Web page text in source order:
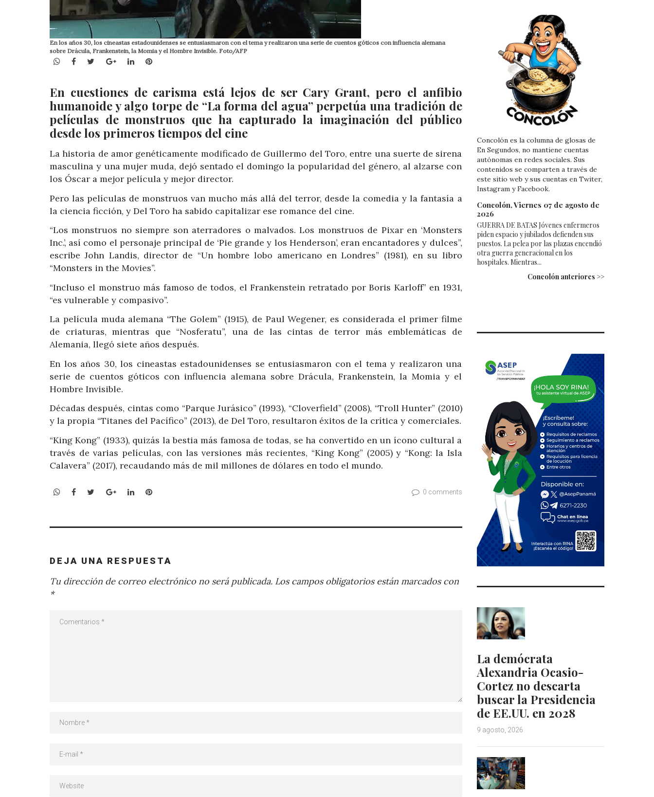
En los años 30, los cineastas estadounidenses se entusiasmaron con el tema y realizaron una serie de cuentos góticos con influencia alemana
sobre Drácula, Frankenstein, la Momia y el Hombre Invisible. Foto/AFP
WhatsApp
Facebook
TwitterGoogle+LinkedInPinterest
En cuestiones de carisma está lejos de ser Cary Grant, pero el anfibio
humanoide y algo torpe de “La forma del agua” perpetúa una tradición de
películas de monstruos que ha capturado la imaginación del público
desde los primeros tiempos del cine
La historia de amor genéticamente modificado de Guillermo del Toro, entre una suerte de sirena
masculina y una mujer muda, dejó sentado el domingo la popularidad del género, al alzarse con
los Óscar a mejor película y mejor director.
Pero las películas de monstruos van mucho más allá del terror, desde la comedia y la fantasía a
la ciencia ficción, y Del Toro ha sabido capitalizar ese romance del cine.
“Los monstruos no siempre son aterradores o malvados. Los monstruos de Pixar en ‘Monsters
Inc.’, así como el personaje principal de ‘Pie grande y los Henderson’, eran encantadores y dulces”,
escribe John Landis, director de “Un hombre lobo americano en Londres” (1981), en su libro
“Monsters in the Movies”.
“Incluso el monstruo más famoso de todos, el Frankenstein retratado por Boris Karloff” en 1931,
“es vulnerable y compasivo”.
La película muda alemana “The Golem” (1915), de Paul Wegener, es considerada el primer filme
de criaturas, mientras que “Nosferatu”, una de las cintas de terror más emblemáticas de
Alemania, llegó siete años después.
En los años 30, los cineastas estadounidenses se entusiasmaron con el tema y realizaron una
serie de cuentos góticos con influencia alemana sobre Drácula, Frankenstein, la Momia y el
Hombre Invisible.
Décadas después, cintas como “Parque Jurásico” (1993), “Cloverfield” (2008), “Troll Hunter” (2010)
y la propia “Titanes del Pacífico” (2013), de Del Toro, resultaron éxitos de la crítica y comerciales.
“King Kong” (1933), quizás la bestia más famosa de todas, se ha convertido en un ícono cultural a
través de varias películas, con las versiones más recientes, “King Kong” (2005) y “Kong: la Isla
Calavera” (2017), recaudando más de mil millones de dólares en todo el mundo.
WhatsApp
Facebook
TwitterGoogle+LinkedInPinterest 0 comments
DEJA UNA RESPUESTA
Tu dirección de correo electrónico no será publicada. Los campos obligatorios están marcados con
*
Concolón es la columna de glosas de
En Segundos, no mantiene cuentas
autónomas en redes sociales. Sus
contenidos se comparten a través de
este sitio web y sus cuentas en Twiter,
Instagram y Facebook.
Concolón, Viernes 07 de agosto de
2026
GUERRA DE BATAS Jóvenes enfermeros
piden espacio y jubilados defienden sus
puestos. La pelea por las plazas encendió
otra guerra generacional en los
hospitales. Mientras...
Concolón anteriores >>
La demócrata
Alexandria Ocasio-
Cortez no descarta
buscar la Presidencia
de EE.UU. en 2028
9 agosto, 2026